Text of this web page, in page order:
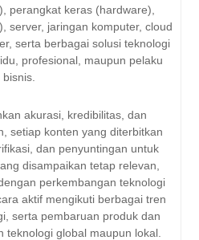
perangkat keras (hardware),
server, jaringan komputer, cloud
serta berbagai solusi teknologi
profesional, maupun pelaku
bisnis.
akurasi, kredibilitas, dan
setiap konten yang diterbitkan
dan penyuntingan untuk
disampaikan tetap relevan,
perkembangan teknologi
aktif mengikuti berbagai tren
serta pembaruan produk dan
teknologi global maupun lokal.